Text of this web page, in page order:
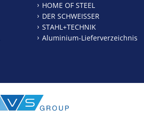
HOME OF STEEL
DER SCHWEISSER
STAHL+TECHNIK
Aluminium-Lieferverzeichnis